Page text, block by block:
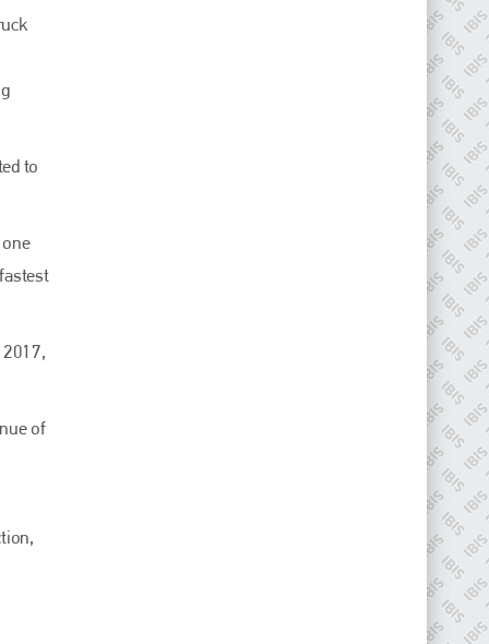
to
of